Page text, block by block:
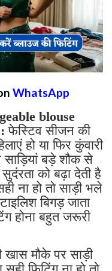
WhatsApp
blouse
:फेस्टिव सीजन की
हो या फिर कुंवारी
साड़ियां बड़े शौक से
को बढ़ा देती है
ना हो तो साड़ी भले
बिगड़ जाता
होना बहुत जरूरी
मौके पर साड़ी